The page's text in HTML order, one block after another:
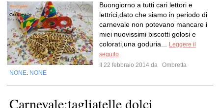
Buongiorno a tutti cari lettori e
lettrici,dato che siamo in periodo di
carnevale non potevano mancare i
miei nuovissimi biscotti golosi e
colorati,una goduria...
Leggere il
seguito
Il 22 febbraio 2014 da
Ombretta
NONE NONE
Carnevale:tagliatelle dolci